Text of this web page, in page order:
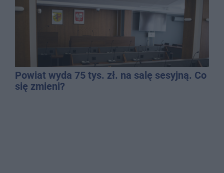
Powiat wyda 75 tys. zł. na salę sesyjną. Co
się zmieni?